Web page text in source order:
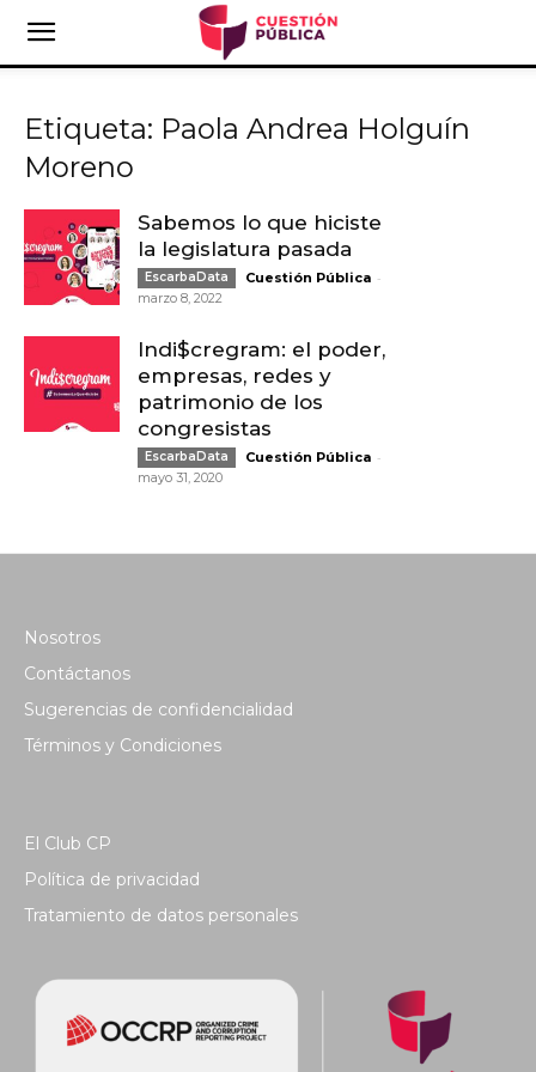
Etiqueta: Paola Andrea Holguín
Moreno
Sabemos lo que hiciste
la legislatura pasada
EscarbaData Cuestión Pública -
marzo 8, 2022
Indi$cregram: el poder,
empresas, redes y
patrimonio de los
congresistas
EscarbaData Cuestión Pública -
mayo 31, 2020
Nosotros
Contáctanos
Sugerencias de confidencialidad
Términos y Condiciones
El Club CP
Política de privacidad
Tratamiento de datos personales